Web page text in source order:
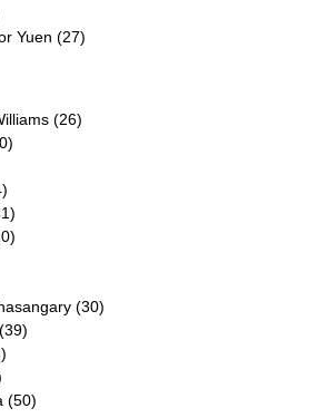
Yuen (27)
(26)
(30)
(50)